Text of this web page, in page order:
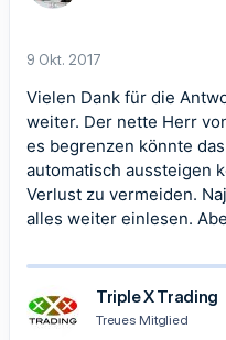
9 Okt. 2017
Vielen Dank für die
weiter. Der nette Herr
es begrenzen könnte
automatisch aussteigen
Verlust zu vermeiden.
alles weiter einlesen.
Triple X Trading
Treues Mitglied